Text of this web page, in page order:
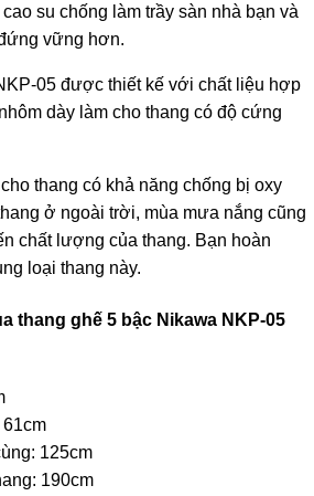
su chống làm trầy sàn nhà bạn và
vững hơn.
05 được thiết kế với chất liệu hợp
dày làm cho thang có độ cứng
thang có khả năng chống bị oxy
ở ngoài trời, mùa mưa nắng cũng
chất lượng của thang. Bạn hoàn
loại thang này.
thang ghế 5 bậc Nikawa NKP-05
125cm
190cm